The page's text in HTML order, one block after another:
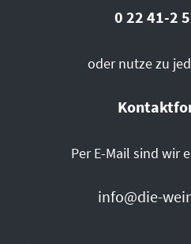
0 22 41-2
oder nutze zu
Per E-Mail sind wir
info@die-